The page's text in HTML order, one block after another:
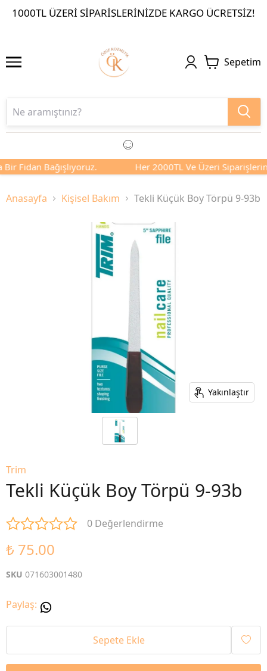
1000TL ÜZERI SIPARIŞLERINIZDE KARGO ÜCRETSIZ!
Sepetim
Fidan Bağışlıyoruz. Her 2000TL Ve Üzeri
Anasayfa Kişisel Bakım Tekli Küçük Boy Törpü 9-93b
Yakınlaştır
Trim
Tekli Küçük Boy Törpü 9-93b
0 Değerlendirme
₺ 75.00
SKU 071603001480
Paylaş:
Sepete Ekle